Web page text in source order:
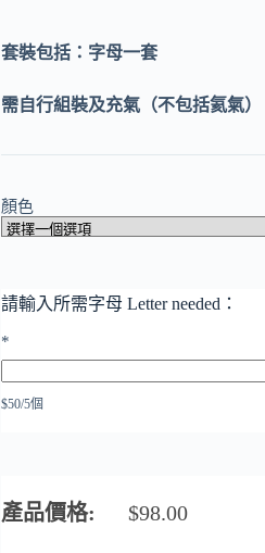
套裝包括：字母一套
需自行組裝及充氣（不包括氦氣）
顏色
請輸入所需字母 Letter needed：
*
$50/5個
產品價格: $98.00